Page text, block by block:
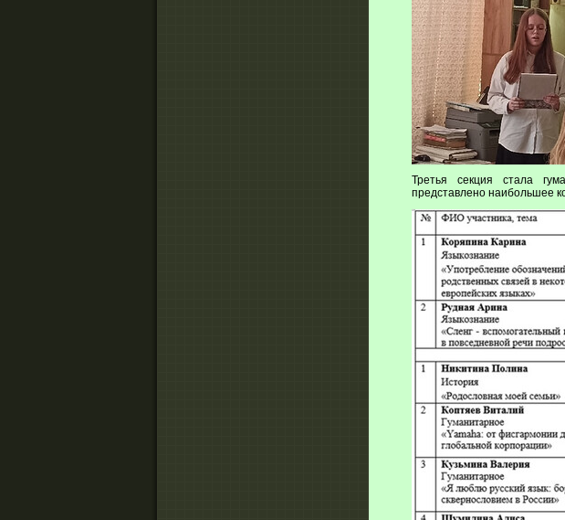
Третья секция стала
представлено наибольшее